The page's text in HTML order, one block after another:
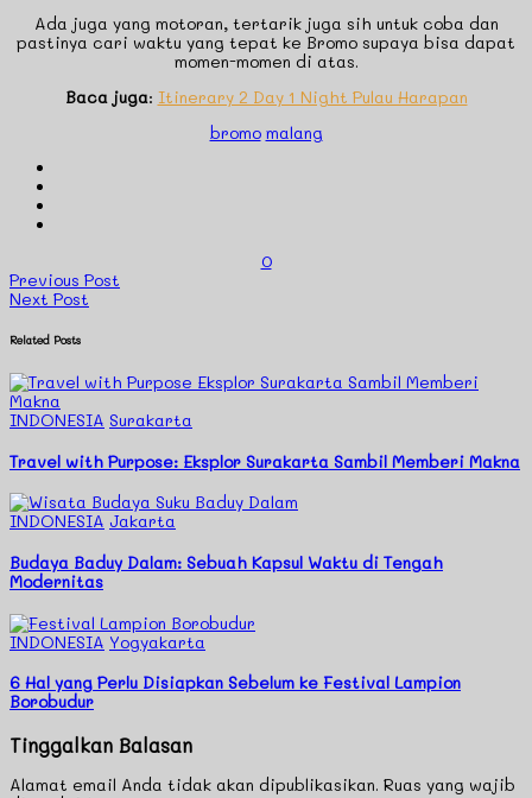
Ada juga yang motoran, tertarik juga sih untuk coba dan
pastinya cari waktu yang tepat ke Bromo supaya bisa dapat
momen-momen di atas.
Baca juga: Itinerary 2 Day 1 Night Pulau Harapan
bromo malang
0
Previous Post
Next Post
Related Posts
INDONESIA Surakarta
Travel with Purpose: Eksplor Surakarta Sambil Memberi Makna
INDONESIA Jakarta
Budaya Baduy Dalam: Sebuah Kapsul Waktu di Tengah
Modernitas
INDONESIA Yogyakarta
6 Hal yang Perlu Disiapkan Sebelum ke Festival Lampion
Borobudur
Tinggalkan Balasan
Alamat email Anda tidak akan dipublikasikan. Ruas yang wajib